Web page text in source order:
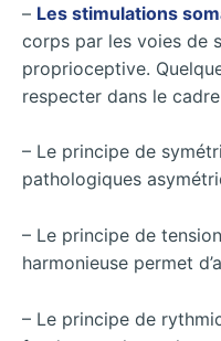
– Les stimulations
corps par les voies de
proprioceptive.
respecter dans le
– Le principe de
pathologiques
– Le principe de
harmonieuse permet
– Le principe de